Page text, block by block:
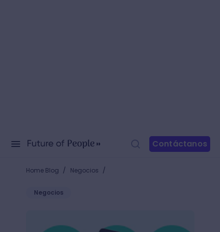
Contáctanos
Home Blog / Negocios /
Negocios